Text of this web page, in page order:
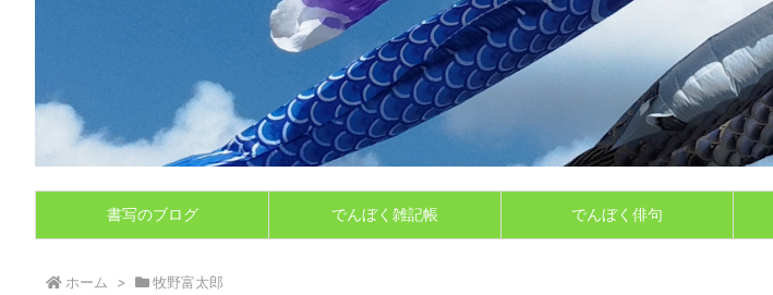
書写のブログ でんぼく雑記帳 でんぼく俳句
ホーム > 牧野富太郎